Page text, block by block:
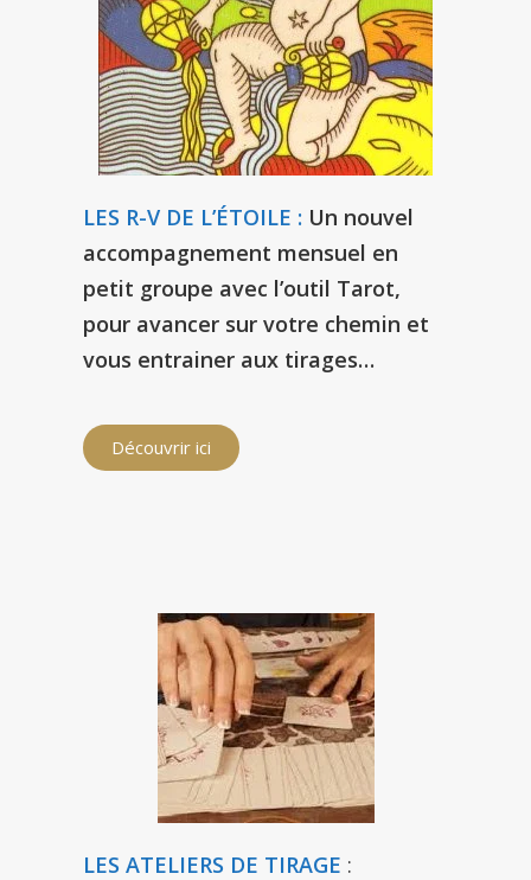
LES R-V DE L’ÉTOILE : Un nouvel
accompagnement mensuel en
petit groupe avec l’outil Tarot,
pour avancer sur votre chemin et
vous entrainer aux tirages…
Découvrir ici
LES ATELIERS DE TIRAGE :